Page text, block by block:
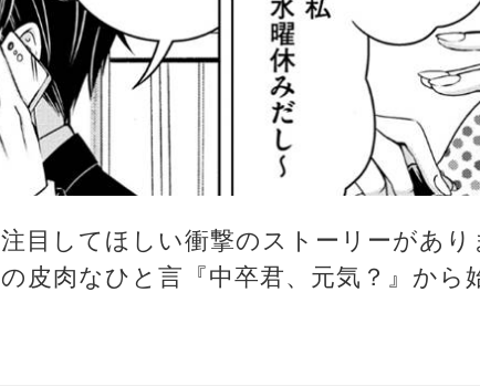
目してほしい衝撃のストーリーがあ
皮肉なひと言『中卒君、元気？』から